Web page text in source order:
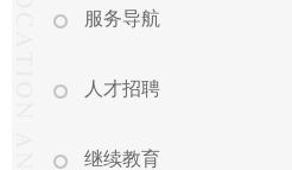
服务导航
人才招聘
继续教育